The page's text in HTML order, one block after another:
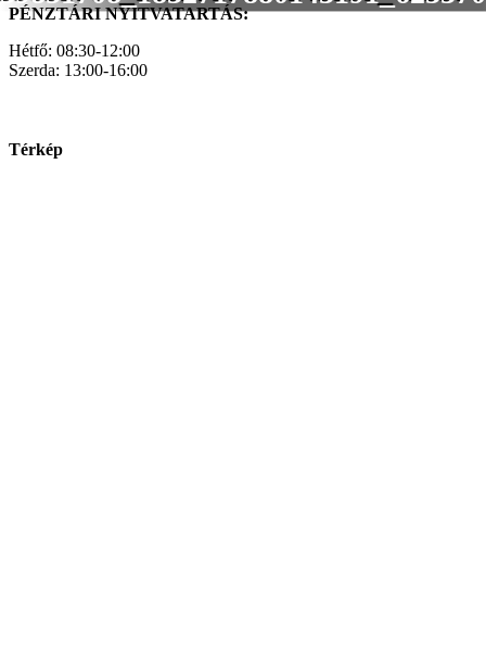
PÉNZTÁRI NYITVATARTÁS:
Hétfő: 08:30-12:00
Szerda: 13:00-16:00
Térkép